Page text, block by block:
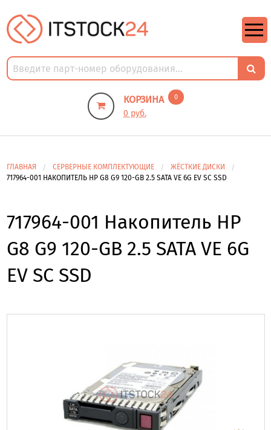
КОРЗИНА 0
0 руб.
ГЛАВНАЯ СЕРВЕРНЫЕ КОМПЛЕКТУЮЩИЕ
ЖЁСТКИЕ ДИСКИ
717964-001 НАКОПИТЕЛЬ HP G8 G9 120-GB 2.5 SATA VE 6G EV SC SSD
717964-001 Накопитель HP
G8 G9 120-GB 2.5 SATA VE 6G
EV SC SSD